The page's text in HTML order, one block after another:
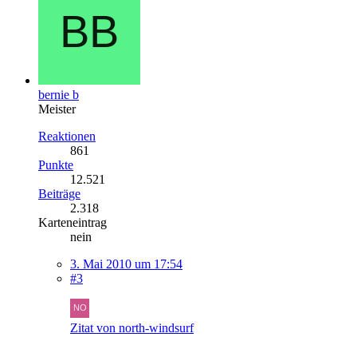
bernie b
Meister
Reaktionen
861
Punkte
12.521
Beiträge
2.318
Karteneintrag
nein
3. Mai 2010 um 17:54
#3
Zitat von north-windsurf